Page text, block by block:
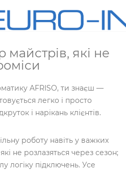
майстрів, які не
AFRISO, ти знаєш —
легко і просто
і нарікань клієнтів.
роботу навіть у важких
не розлазяться через сезон;
логіку підключень. Усе